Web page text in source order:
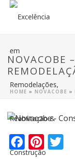
NOVACOBE
HOME » NOVACOBE »
F
ac
Pi
nt